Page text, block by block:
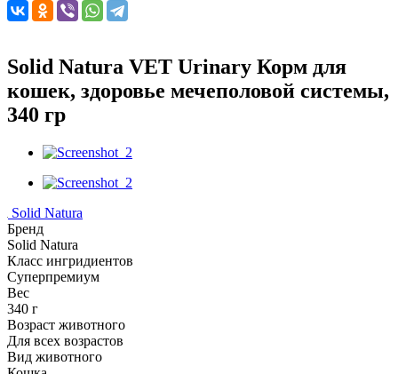
Solid Natura VET Urinary Корм для
кошек, здоровье мечеполовой системы,
340 гр
Solid Natura
Бренд
Solid Natura
Класс ингридиентов
Суперпремиум
Вес
340 г
Возраст животного
Для всех возрастов
Вид животного